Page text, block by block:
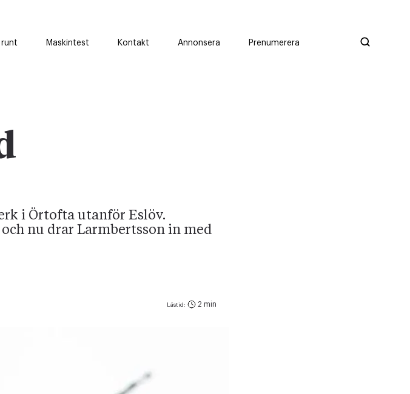
runt Maskintest Kontakt Annonsera Prenumerera
i Örtofta utanför Eslöv.
nu drar Larmbertsson in med
Lästid: 2 min